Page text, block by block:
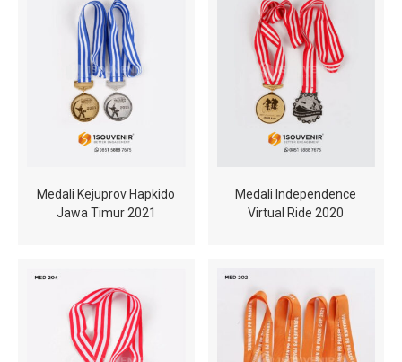
Medali Kejuprov Hapkido
Jawa Timur 2021
Medali Independence
Virtual Ride 2020